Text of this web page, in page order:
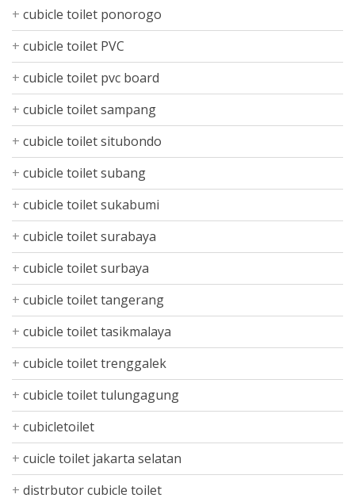
cubicle toilet ponorogo
cubicle toilet PVC
cubicle toilet pvc board
cubicle toilet sampang
cubicle toilet situbondo
cubicle toilet subang
cubicle toilet sukabumi
cubicle toilet surabaya
cubicle toilet surbaya
cubicle toilet tangerang
cubicle toilet tasikmalaya
cubicle toilet trenggalek
cubicle toilet tulungagung
cubicletoilet
cuicle toilet jakarta selatan
distrbutor cubicle toilet